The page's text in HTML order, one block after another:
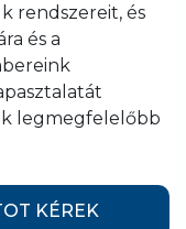
rendszereit, és
és a
legmegfelelőbb
KÉREK